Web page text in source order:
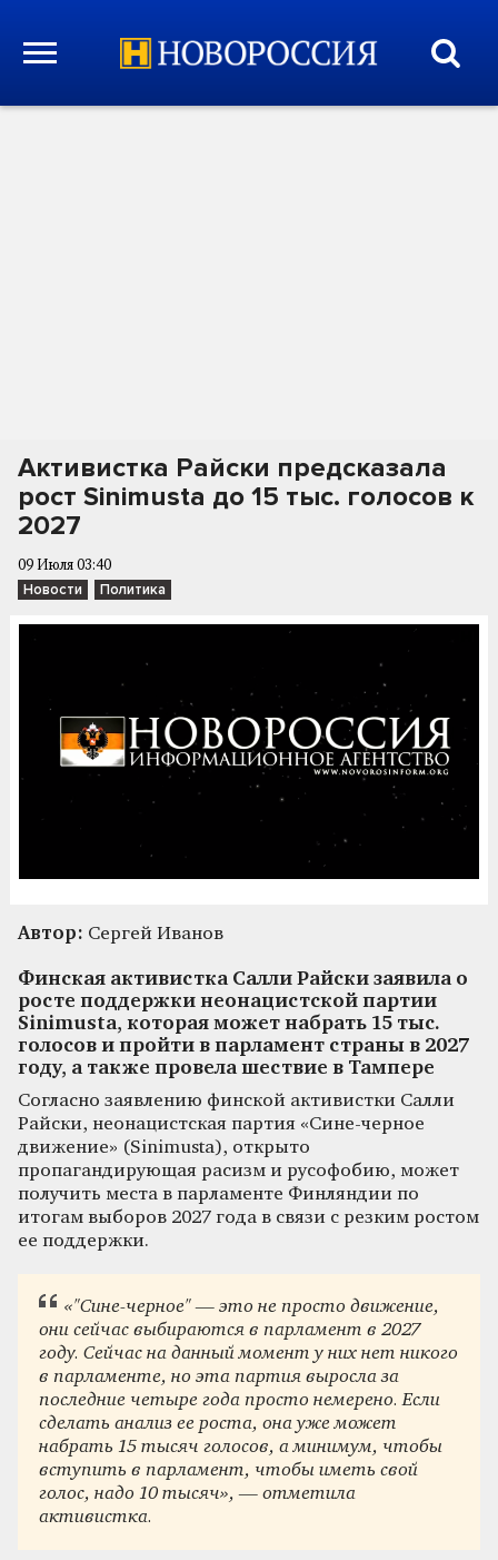
Активистка Райски предсказала
рост Sinimusta до 15 тыс. голосов к
2027
09 Июля 03:40
Новости Политика
Автор: Сергей Иванов
Финская активистка Салли Райски заявила о
росте поддержки неонацистской партии
Sinimusta, которая может набрать 15 тыс.
голосов и пройти в парламент страны в 2027
году, а также провела шествие в Тампере
Согласно заявлению финской активистки Салли
Райски, неонацистская партия «Сине-черное
движение» (Sinimusta), открыто
пропагандирующая расизм и русофобию, может
получить места в парламенте Финляндии по
итогам выборов 2027 года в связи с резким ростом
ее поддержки.
«"Сине-черное" — это не просто движение,
они сейчас выбираются в парламент в 2027
году. Сейчас на данный момент у них нет никого
в парламенте, но эта партия выросла за
последние четыре года просто немерено. Если
сделать анализ ее роста, она уже может
набрать 15 тысяч голосов, а минимум, чтобы
вступить в парламент, чтобы иметь свой
голос, надо 10 тысяч», — отметила
активистка.